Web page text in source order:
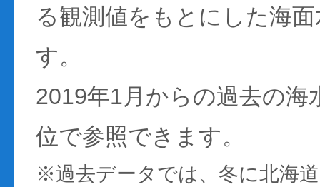
る観測値をもとにした海
す。
2019年1月からの過去の海
位で参照できます。
※過去データでは、冬に北海